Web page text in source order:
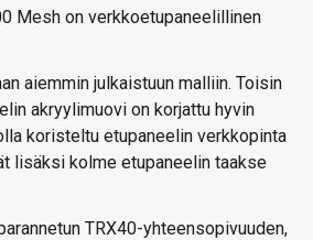
Mesh on verkkoetupaneelillinen
aiemmin julkaistuun malliin. Toisin
akryylimuovi on korjattu hyvin
koristeltu etupaneelin verkkopinta
lisäksi kolme etupaneelin taakse
TRX40-yhteensopivuuden,